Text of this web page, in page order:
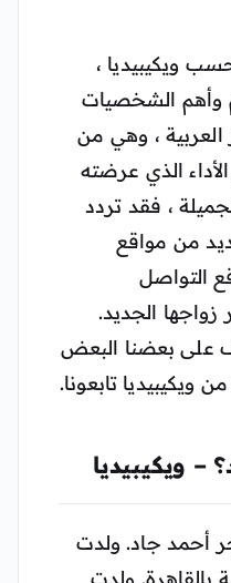
ويكيبيديا ،
وأهم الشخصيات
، وهي من
الأداء الذي عرضته
، فقد تردد
من مواقع
التواصل
زواجها الجديد.
على بعضنا البعض
تابعونا.
ويكيبيديا
أحمد جاد. ولدت
بالقاهرة. ولدت